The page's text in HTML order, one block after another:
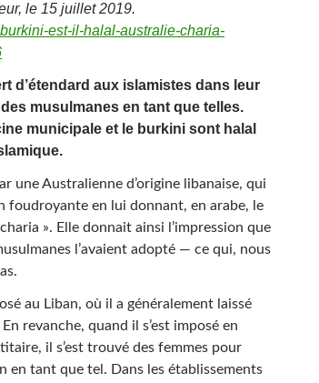
le 15 juillet 2019.
est-il-halal-australie-charia-
d’étendard aux islamistes dans leur
musulmanes en tant que telles.
municipale et le burkini sont halal
une Australienne d’origine libanaise, qui
foudroyante en lui donnant, en arabe, le
». Elle donnait ainsi l’impression que
l’avaient adopté — ce qui, nous
au Liban, où il a généralement laissé
revanche, quand il s’est imposé en
il s’est trouvé des femmes pour
en tant que tel. Dans les établissements